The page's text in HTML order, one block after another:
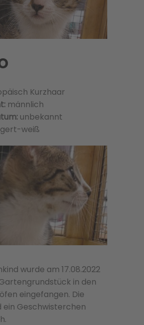
Kurzhaar
männlich
unbekannt
weiß
wurde am 17.08.2022
in den
eingefangen. Die
ein Geschwisterchen